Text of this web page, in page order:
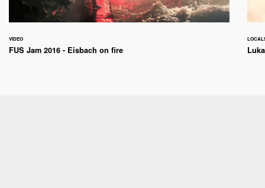
VIDEO
FUS Jam 2016 - Eisbach on fire